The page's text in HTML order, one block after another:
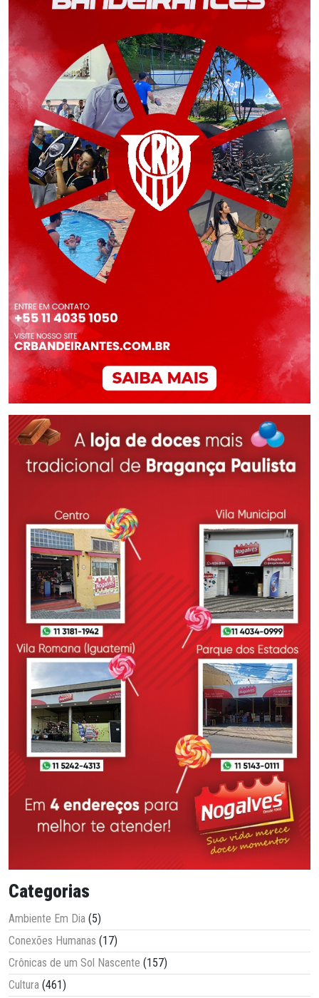
Categorias
Ambiente Em Dia (5)
Conexões Humanas (17)
Crônicas de um Sol Nascente (157)
Cultura (461)